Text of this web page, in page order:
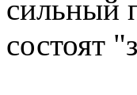
сильный
состоят